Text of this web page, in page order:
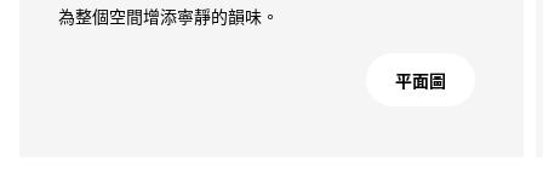
為整個空間增添寧靜的韻味。
平面圖